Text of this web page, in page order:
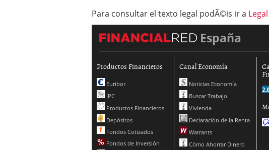
Para consultar el texto legal podÃ©is ir a
España
Productos Financieros
Euribor
IPC
Productos Financieros
Depósitos
Fondos Cotizados
Fondos de Inversión
Canal Economía
Noticias Economía
Buscar Trabajo
Vivienda
Declaración de la Renta
Warrants
Cómo Ahorrar Dinero